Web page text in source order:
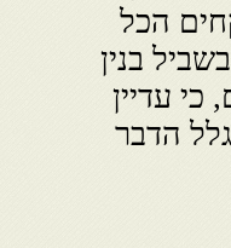
הכל
בנין
עדיין
הדבר